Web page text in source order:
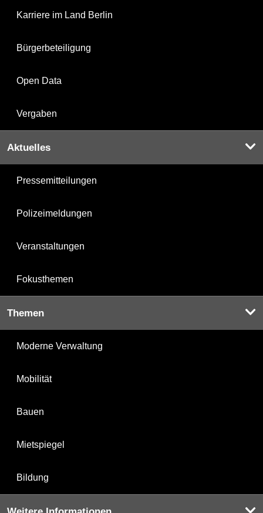
Karriere im Land Berlin
Bürgerbeteiligung
Open Data
Vergaben
Aktuelles
Pressemitteilungen
Polizeimeldungen
Veranstaltungen
Fokusthemen
Themen
Moderne Verwaltung
Mobilität
Bauen
Mietspiegel
Bildung